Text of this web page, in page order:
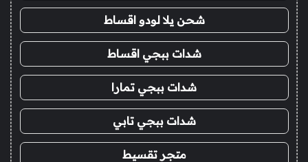
شحن يلا لودو اقساط
شدات ببجي اقساط
شدات ببجي تمارا
شدات ببجي تابي
متجر تقسيط